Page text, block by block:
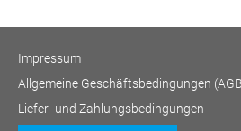
Impressum
Allgemeine Geschäftsbedingungen
Liefer- und Zahlungsbedingungen